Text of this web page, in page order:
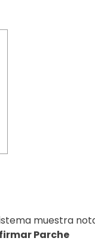
muestra
Parche